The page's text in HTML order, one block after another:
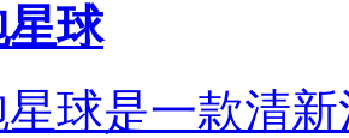
球
球是一款清